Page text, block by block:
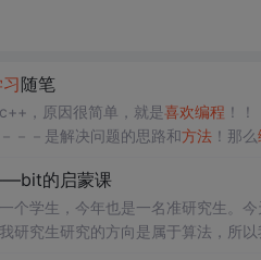
随笔
c++，原因很简单，就是喜欢编程 ！！
－－是解决问题的思路和方法！那么
是多少、优庸之分而已
的启蒙课
研究生研究的方向是属于算法，所以